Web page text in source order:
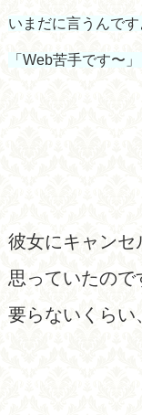
いまだに言うんです
「Web苦手です〜
彼女にキャンセ
思っていたので
要らないくらい